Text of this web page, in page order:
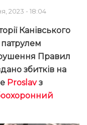
2023 - 18:04
Канівського
Правил
збитків на
Proslavз